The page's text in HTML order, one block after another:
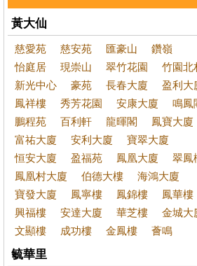
黃大仙
慈愛苑 慈安苑 匯豪山
鑽嶺
怡庭居
現崇山 翠竹花園
竹園北
新光中心
豪苑 長春大廈
盈利大
鳳祥樓
秀芳花園 安康大廈
鳴鳳
鵬程苑
百利軒 龍暉閣
鳳寶大廈
富祐大廈
安利大廈
寶翠大廈
恒安大廈
盈福苑 鳳凰大廈
翠鳳
鳳凰村大廈
伯德大樓
海鴻大廈
寶發大廈
鳳寧樓 鳳錦樓
鳳華樓
興福樓
安達大廈 華芝樓
金城大
文顯樓
成功樓 金鳳樓 薈鳴
毓華里